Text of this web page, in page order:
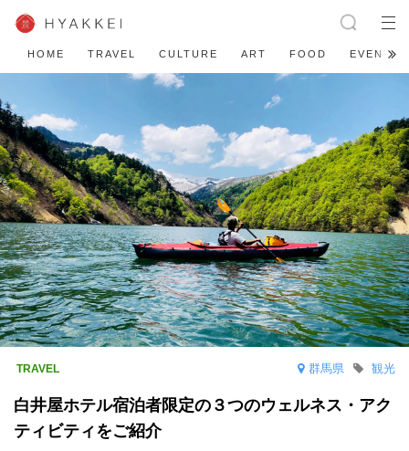
HOME TRAVEL CULTURE ART FOOD EVENT
群馬県 観光
白井屋ホテル宿泊者限定の３つのウェルネス・アク
ティビティをご紹介